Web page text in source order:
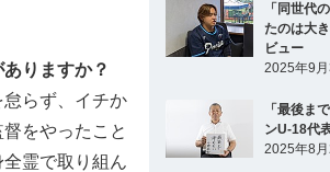
りますか？
怠らず、イチか
をやったこと
霊で取り組ん
「同世代
たのは大
ビュー
2025年9月
「最後ま
ンU-18代
2025年8月